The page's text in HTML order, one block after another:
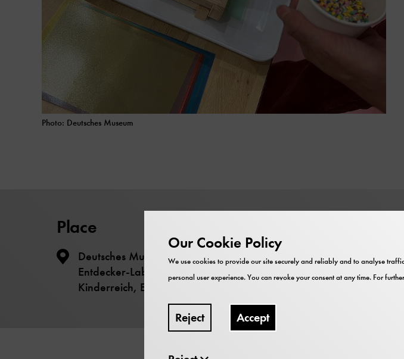
Photo: Deutsches Museum
Place
Deutsches Museum - Museumsinsel -
Entdecker-Labor
Kinderreich, Ebene -1
Die Teilnahme
enthalten.
Our Cookie Policy
We use cookies to provide our site securely and reliably and to analyse
personal user experience. You can revoke your consent at any time. For
Reject Accept